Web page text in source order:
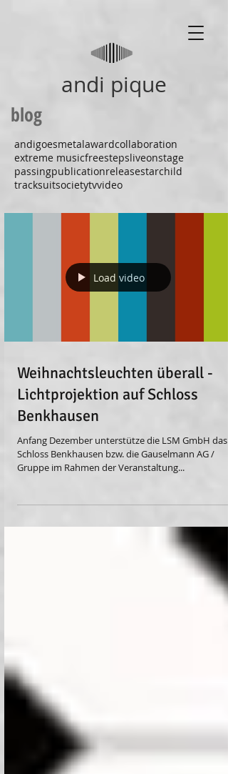
andi pique
blog
andigoesmetalawardcollaboration
extreme musicfreestepsliveonstage
passingpublicationreleasestarchild
tracksuitsocietytvvideo
Load video
Weihnachtsleuchten überall -
Lichtprojektion auf Schloss
Benkhausen
Anfang Dezember unterstütze die LSM GmbH das
Schloss Benkhausen bzw. die Gauselmann AG /
Gruppe im Rahmen der Veranstaltung...